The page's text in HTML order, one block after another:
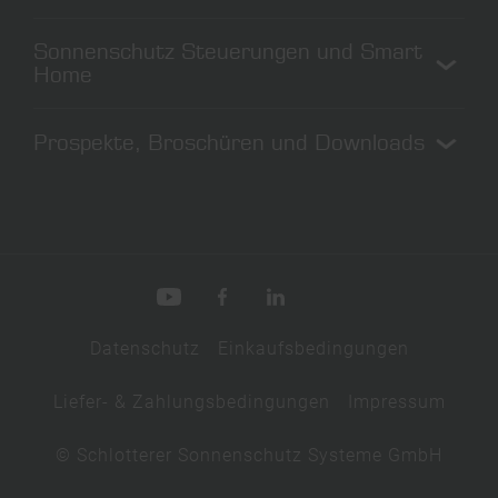
Rollos reinigen
Sonnenschutz Steuerungen und Smart
Home
Smart Home
Prospekte, Broschüren und Downloads
© Schlotterer Sonnenschutz Systeme GmbH
Datenschutz Einkaufsbedingungen
Liefer- & Zahlungsbedingungen Impressum